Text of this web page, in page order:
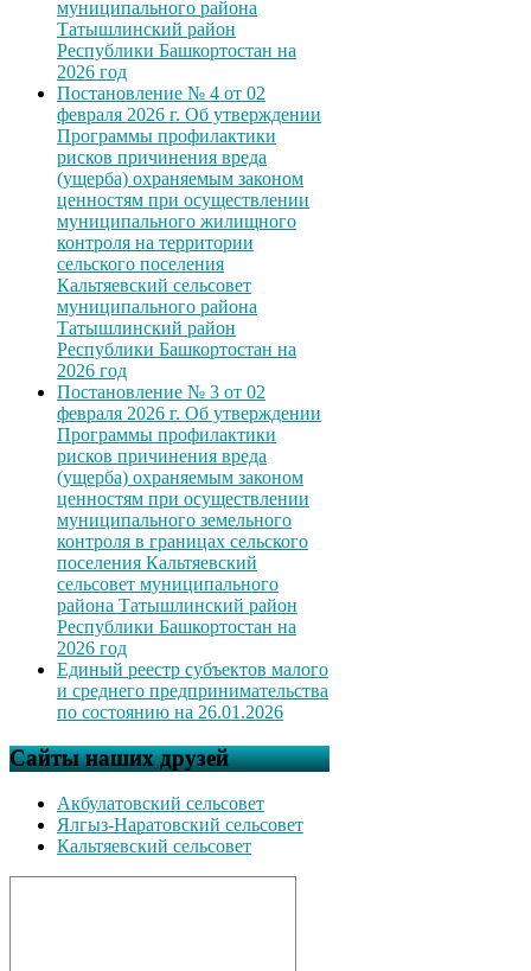
муниципального района
Татышлинский район
Республики Башкортостан на
2026 год
Постановление № 4 от 02
февраля 2026 г. Об утверждении
Программы профилактики
рисков причинения вреда
(ущерба) охраняемым законом
ценностям при осуществлении
муниципального жилищного
контроля на территории
сельского поселения
Кальтяевский сельсовет
муниципального района
Татышлинский район
Республики Башкортостан на
2026 год
Постановление № 3 от 02
февраля 2026 г. Об утверждении
Программы профилактики
рисков причинения вреда
(ущерба) охраняемым законом
ценностям при осуществлении
муниципального земельного
контроля в границах сельского
поселения Кальтяевский
сельсовет муниципального
района Татышлинский район
Республики Башкортостан на
2026 год
Единый реестр субъектов малого
и среднего предпринимательства
по состоянию на 26.01.2026
Сайты наших друзей
Акбулатовский сельсовет
Ялгыз-Наратовский сельсовет
Кальтяевский сельсовет